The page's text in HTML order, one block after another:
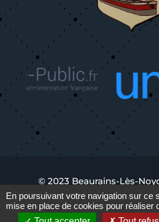
© 2023 Beaurains-Lès-
réservés -Mentions
En poursuivant votre navigation sur ce
mise en place de cookies pour réaliser